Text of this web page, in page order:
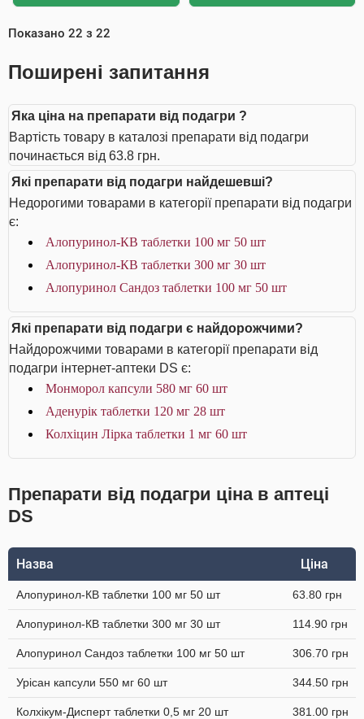
Показано 22 з 22
Поширені запитання
Яка ціна на препарати від подагри ?
Вартість товару в каталозі препарати від подагри
починається від 63.8 грн.
Які препарати від подагри найдешевші?
Недорогими товарами в категорії препарати від подагри
є:
Алопуринол-КВ таблетки 100 мг 50 шт
Алопуринол-КВ таблетки 300 мг 30 шт
Алопуринол Сандоз таблетки 100 мг 50 шт
Які препарати від подагри є найдорожчими?
Найдорожчими товарами в категорії препарати від
подагри інтернет-аптеки DS є:
Монморол капсули 580 мг 60 шт
Аденурік таблетки 120 мг 28 шт
Колхіцин Лірка таблетки 1 мг 60 шт
Препарати від подагри ціна в аптеці
DS
Назва Ціна
Алопуринол-КВ таблетки 100 мг 50 шт 63.80 грн
Алопуринол-КВ таблетки 300 мг 30 шт 114.90 грн
Алопуринол Сандоз таблетки 100 мг 50 шт 306.70 грн
Урісан капсули 550 мг 60 шт 344.50 грн
Колхікум-Дисперт таблетки 0,5 мг 20 шт 381.00 грн